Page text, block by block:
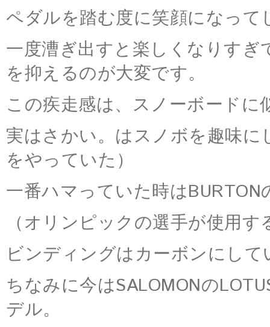
ペダルを踏む度に笑顔になって
一度漕ぎ出すと楽しくなりす
を抑えるのが大変です。
この疾走感は、スノーボード
実はさかい。はスノボを趣味
をやっていた）
一番ハマっていた時は
（オリンピックの選手が使用
ビンディングはカーボンにし
ちなみに今はSALOMONの
デル。